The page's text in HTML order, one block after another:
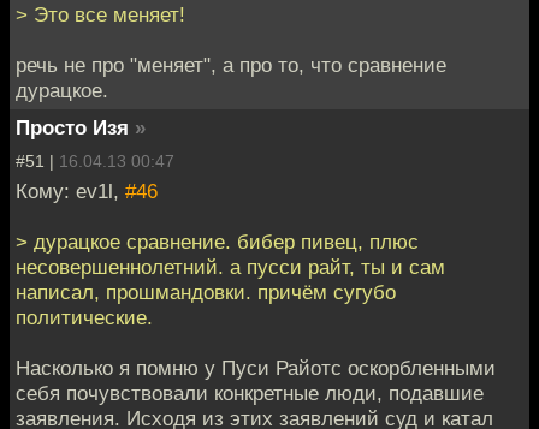
> Это все меняет!
речь не про "меняет", а про то, что сравнение
дурацкое.
Просто Изя »
#51 | 16.04.13 00:47
Кому: ev1l, #46
> дурацкое сравнение. бибер пивец, плюс
несовершеннолетний. а пусси райт, ты и сам
написал, прошмандовки. причём сугубо
политические.
Насколько я помню у Пуси Райотс оскорбленными
себя почувствовали конкретные люди, подавшие
заявления. Исходя из этих заявлений суд и катал